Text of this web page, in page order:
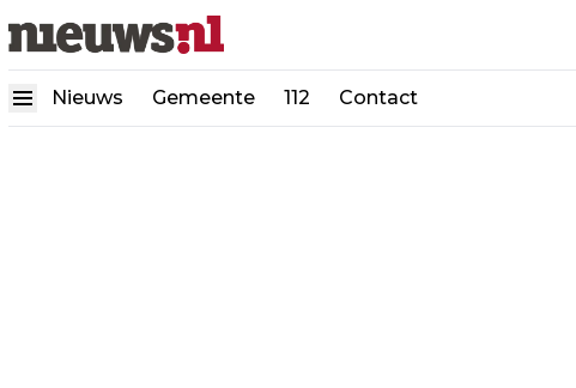
Nieuws Gemeente 112 Contact